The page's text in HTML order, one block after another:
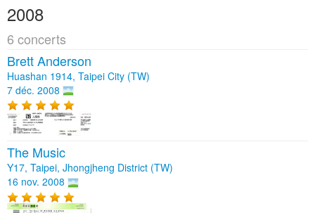
2008
6 concerts
Brett Anderson
Huashan 1914, Taipei City (TW)
7 déc. 2008
The Music
Y17, Taipei, Jhongjheng District (TW)
16 nov. 2008